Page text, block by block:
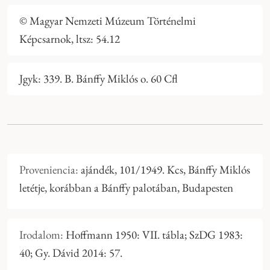
© Magyar Nemzeti Múzeum Történelmi
Képcsarnok, ltsz: 54.12
Jgyk: 339. B. Bánffy Miklós o. 60 Cfl
Proveniencia: ajándék, 101/1949. Kcs, Bánffy Miklós
letétje, korábban a Bánffy palotában, Budapesten
Irodalom: Hoffmann 1950: VII. tábla; SzDG 1983:
40; Gy. Dávid 2014: 57.